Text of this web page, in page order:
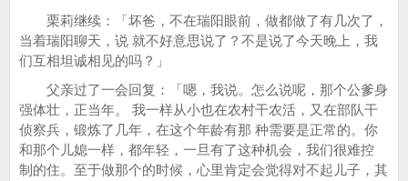
栗莉继续：「坏爸，不在瑞阳眼前，做都做了有几次了，
当着瑞阳聊天，说 就不好意思说了？不是说了今天晚上，我
们互相坦诚相见的吗？」
父亲过了一会回复：「嗯，我说。怎么说呢，那个公爹身
强体壮，正当年。 我一样从小也在农村干农活，又在部队干
侦察兵，锻炼了几年，在这个年龄有那 种需要是正常的。你
和那个儿媳一样，都年轻，一旦有了这种机会，我们很难控
制的住。至于做那个的时候，心里肯定会觉得对不起儿子，其